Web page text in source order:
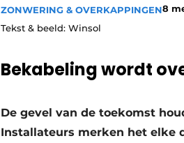
ZONWERING & OVERKAPPINGEN8
Tekst & beeld: Winsol
Bekabeling wordt
De gevel van de toekomst
Installateurs merken het elke